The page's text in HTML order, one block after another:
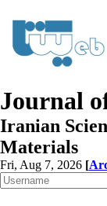
Journal
Iranian
Materials
Fri, Aug 7, 2026 [